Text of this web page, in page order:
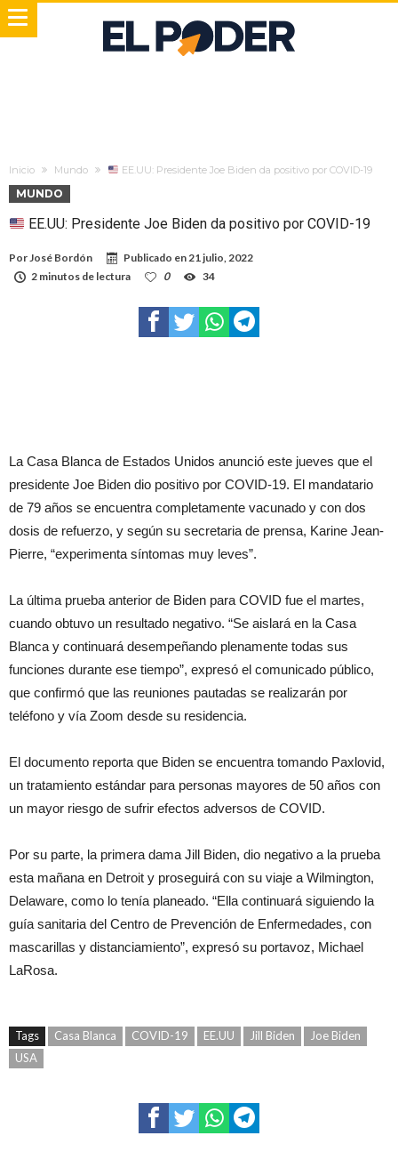
Inicio Mundo EE.UU: Presidente Joe Biden da positivo por COVID-19
MUNDO
EE.UU: Presidente Joe Biden da positivo por COVID-19
PorJosé Bordón Publicado en21 julio, 2022
2 minutos de lectura
0 34
La Casa Blanca de Estados Unidos anunció este jueves que el
presidente Joe Biden dio positivo por COVID-19. El mandatario
de 79 años se encuentra completamente vacunado y con dos
dosis de refuerzo, y según su secretaria de prensa, Karine Jean-
Pierre, “experimenta síntomas muy leves”.
La última prueba anterior de Biden para COVID fue el martes,
cuando obtuvo un resultado negativo. “Se aislará en la Casa
Blanca y continuará desempeñando plenamente todas sus
funciones durante ese tiempo”, expresó el comunicado público,
que confirmó que las reuniones pautadas se realizarán por
teléfono y vía Zoom desde su residencia.
El documento reporta que Biden se encuentra tomando Paxlovid,
un tratamiento estándar para personas mayores de 50 años con
un mayor riesgo de sufrir efectos adversos de COVID.
Por su parte, la primera dama Jill Biden, dio negativo a la prueba
esta mañana en Detroit y proseguirá con su viaje a Wilmington,
Delaware, como lo tenía planeado. “Ella continuará siguiendo la
guía sanitaria del Centro de Prevención de Enfermedades, con
mascarillas y distanciamiento”, expresó su portavoz, Michael
LaRosa.
Tags Casa Blanca COVID-19 EE.UU Jill Biden
Joe Biden
USA